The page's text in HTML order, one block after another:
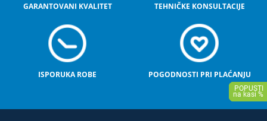
GARANTOVANI KVALITET TEHNIČKE KONSULTACIJE
ISPORUKA ROBE POGODNOSTI PRI PLAĆANJU